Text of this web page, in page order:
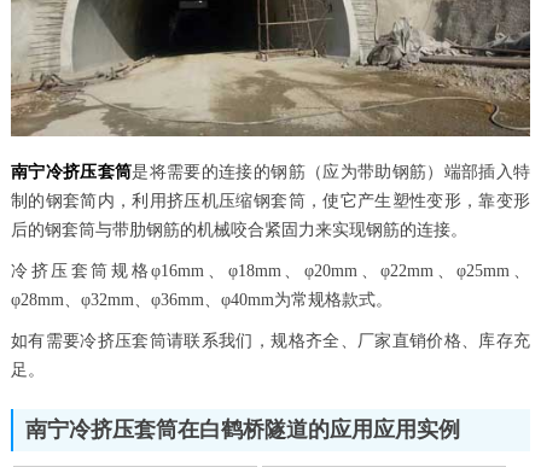
南宁冷挤压套筒是将需要的连接的钢筋（应为带助钢筋）端部插入特
制的钢套简内，利用挤压机压缩钢套筒，使它产生塑性变形，靠变形
后的钢套筒与带肋钢筋的机械咬合紧固力来实现钢筋的连接。
冷挤压套筒规格φ16mm、φ18mm、φ20mm、φ22mm、φ25mm、
φ28mm、φ32mm、φ36mm、φ40mm为常规格款式。
如有需要冷挤压套筒请联系我们，规格齐全、厂家直销价格、库存充
足。
南宁冷挤压套筒在白鹤桥隧道的应用应用实例